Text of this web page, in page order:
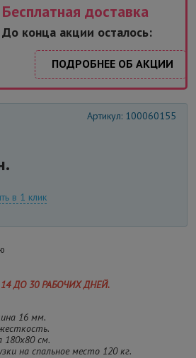
Бесплатная доставка
До конца акции осталось:
ПОДРОБНЕЕ ОБ АКЦИИ
Артикул: 100060155
в 1 клик
ДО 30 РАБОЧИХ ДНЕЙ.
16 мм.
180х80 см.
на спальное место 120 кг.